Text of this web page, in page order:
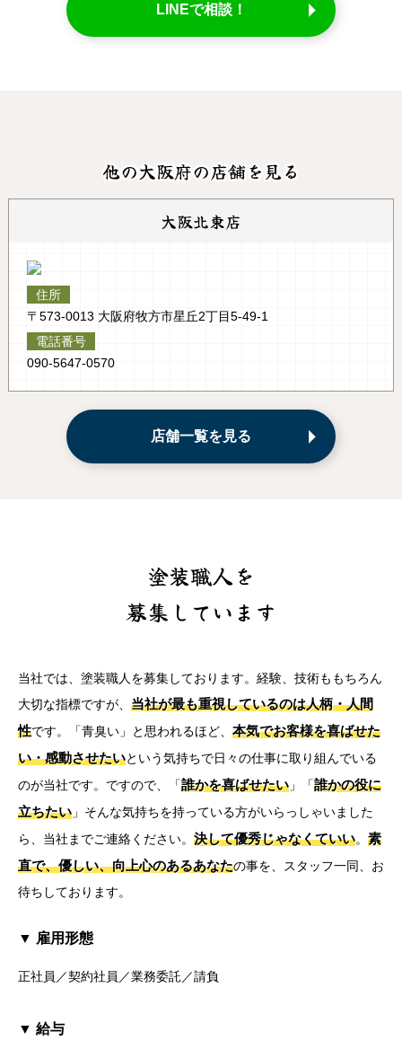
LINEで相談！
他の大阪府の店舗を見る
大阪北東店
住所
〒573-0013 大阪府牧方市星丘2丁目5-49-1
電話番号
090-5647-0570
店舗一覧を見る
塗装職人を
募集しています
当社では、塗装職人を募集しております。経験、技術ももちろん
大切な指標ですが、 当社が最も重視しているのは人柄・人間
性です。「青臭い」と思われるほど、 本気でお客様を喜ばせた
い・感動させたいという気持ちで日々の仕事に取り組んでいる
のが当社です。ですので、「誰かを喜ばせたい 」「誰かの役に
立ちたい 」そんな気持ちを持っている方がいらっしゃいました
ら、当社までご連絡ください。 決して優秀じゃなくていい。 素
直で、優しい、向上心のあるあなたの事を、スタッフ一同、お
待ちしております。
▼ 雇用形態
正社員／契約社員／業務委託／請負
▼ 給与